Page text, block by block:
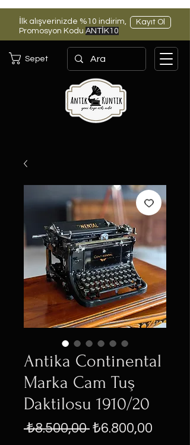
İlk alışverinizde %10 indirim,
Promosyon Kodu ANTİK10
Kayıt Ol
Sepet
Antika Continental
Marka Cam Tuş
Daktilosu 1910/20
₺8.500,00 Normal
₺6.800,00